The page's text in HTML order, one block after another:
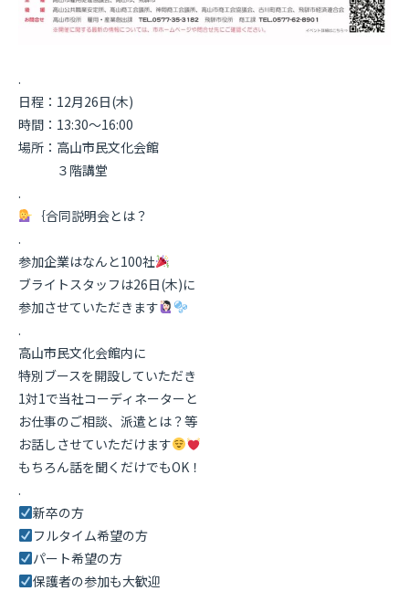
.
日程：12月26日(木)
時間：13:30〜16:00
場所：高山市民文化会館
３階講堂
.
｛合同説明会とは？
.
参加企業はなんと100社
ブライトスタッフは26日(木)に
参加させていただきます
.
高山市民文化会館内に
特別ブースを開設していただき
1対1で当社コーディネーターと
お仕事のご相談、派遣とは？等
お話しさせていただけます
もちろん話を聞くだけでもOK！
.
新卒の方
フルタイム希望の方
パート希望の方
保護者の参加も大歓迎